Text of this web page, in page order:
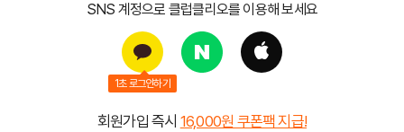
SNS 계정으로 클럽클리오를 이용해 보세요
1초 로그인하기
회원가입 즉시 16,000원 쿠폰팩 지급!